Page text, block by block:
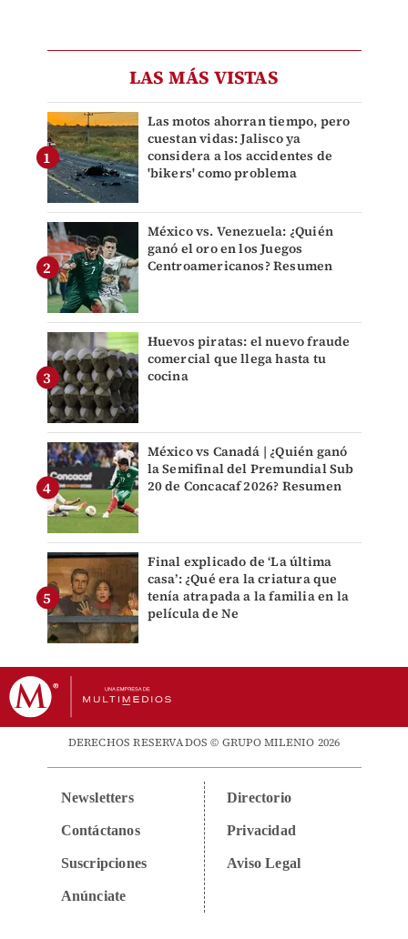
LAS MÁS VISTAS
Las motos ahorran tiempo, pero
cuestan vidas: Jalisco ya
considera a los accidentes de
'bikers' como problema
México vs. Venezuela: ¿Quién
ganó el oro en los Juegos
Centroamericanos? Resumen
Huevos piratas: el nuevo fraude
comercial que llega hasta tu
cocina
México vs Canadá | ¿Quién ganó
la Semifinal del Premundial Sub
20 de Concacaf 2026? Resumen
Final explicado de ‘La última
casa’: ¿Qué era la criatura que
tenía atrapada a la familia en la
película de Ne
DERECHOS RESERVADOS © GRUPO MILENIO 2026
Newsletters
Contáctanos
Suscripciones
Anúnciate
Directorio
Privacidad
Aviso Legal